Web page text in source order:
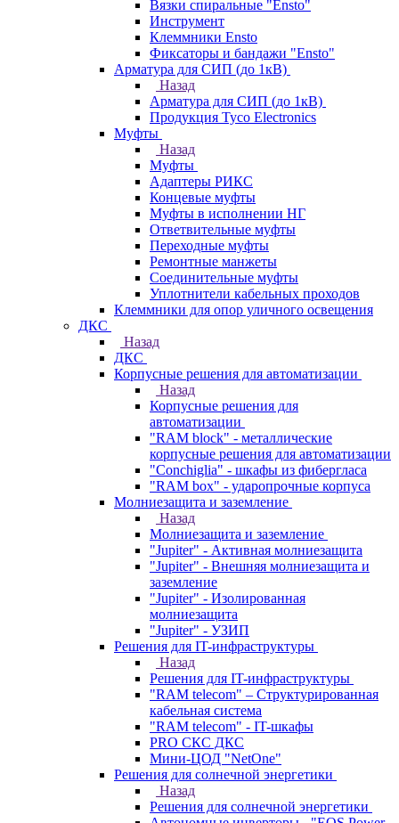
Вязки спиральные "Ensto"
Инструмент
Клеммники Ensto
Фиксаторы и бандажи "Ensto"
Арматура для СИП (до 1кВ)
Назад
Арматура для СИП (до 1кВ)
Продукция Tyco Electronics
Муфты
Назад
Муфты
Адаптеры РИКС
Концевые муфты
Муфты в исполнении НГ
Ответвительные муфты
Переходные муфты
Ремонтные манжеты
Соединительные муфты
Уплотнители кабельных проходов
Клеммники для опор уличного освещения
ДКС
Назад
ДКС
Корпусные решения для автоматизации
Назад
Корпусные решения для
автоматизации
"RAM block" - металлические
корпусные решения для автоматизации
"Conchiglia" - шкафы из фибергласа
"RAM box" - ударопрочные корпуса
Молниезащита и заземление
Назад
Молниезащита и заземление
"Jupiter" - Активная молниезащита
"Jupiter" - Внешняя молниезащита и
заземление
"Jupiter" - Изолированная
молниезащита
"Jupiter" - УЗИП
Решения для IT-инфраструктуры
Назад
Решения для IT-инфраструктуры
"RAM telecom" – Структурированная
кабельная система
"RAM telecom" - IT-шкафы
PRO СКС ДКС
Мини-ЦОД "NetOne"
Решения для солнечной энергетики
Назад
Решения для солнечной энергетики